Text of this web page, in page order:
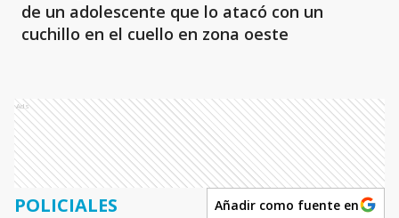
de un adolescente que lo atacó con un
cuchillo en el cuello en zona oeste
Ads
POLICIALES Añadir como fuente en